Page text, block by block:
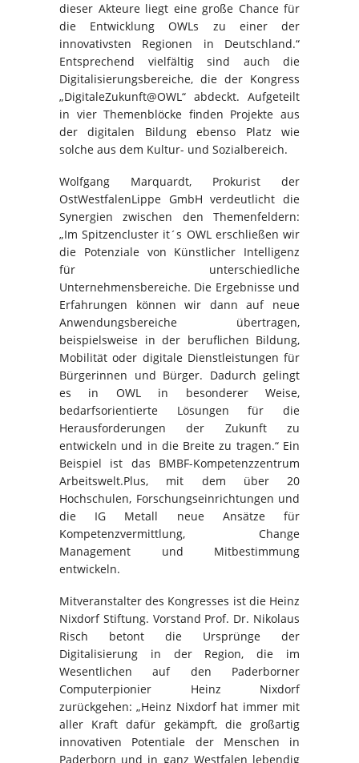
dieser Akteure liegt eine große Chance für
die Entwicklung OWLs zu einer der
innovativsten Regionen in Deutschland.“
Entsprechend vielfältig sind auch die
Digitalisierungsbereiche, die der Kongress
„DigitaleZukunft@OWL“ abdeckt. Aufgeteilt
in vier Themenblöcke finden Projekte aus
der digitalen Bildung ebenso Platz wie
solche aus dem Kultur- und Sozialbereich.
Wolfgang Marquardt, Prokurist der
OstWestfalenLippe GmbH verdeutlicht die
Synergien zwischen den Themenfeldern:
„Im Spitzencluster it´s OWL erschließen wir
die Potenziale von Künstlicher Intelligenz
für unterschiedliche
Unternehmensbereiche. Die Ergebnisse und
Erfahrungen können wir dann auf neue
Anwendungsbereiche übertragen,
beispielsweise in der beruflichen Bildung,
Mobilität oder digitale Dienstleistungen für
Bürgerinnen und Bürger. Dadurch gelingt
es in OWL in besonderer Weise,
bedarfsorientierte Lösungen für die
Herausforderungen der Zukunft zu
entwickeln und in die Breite zu tragen.“ Ein
Beispiel ist das BMBF-Kompetenzzentrum
Arbeitswelt.Plus, mit dem über 20
Hochschulen, Forschungseinrichtungen und
die IG Metall neue Ansätze für
Kompetenzvermittlung, Change
Management und Mitbestimmung
entwickeln.
Mitveranstalter des Kongresses ist die Heinz
Nixdorf Stiftung. Vorstand Prof. Dr. Nikolaus
Risch betont die Ursprünge der
Digitalisierung in der Region, die im
Wesentlichen auf den Paderborner
Computerpionier Heinz Nixdorf
zurückgehen: „Heinz Nixdorf hat immer mit
aller Kraft dafür gekämpft, die großartig
innovativen Potentiale der Menschen in
Paderborn und in ganz Westfalen lebendig